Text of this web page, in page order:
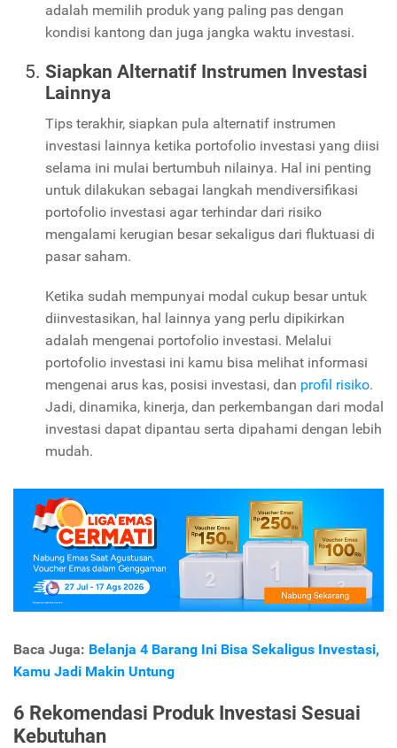
adalah memilih produk yang paling pas dengan
kondisi kantong dan juga jangka waktu investasi.
Siapkan Alternatif Instrumen Investasi
Lainnya
Tips terakhir, siapkan pula alternatif instrumen
investasi lainnya ketika portofolio investasi yang diisi
selama ini mulai bertumbuh nilainya. Hal ini penting
untuk dilakukan sebagai langkah mendiversifikasi
portofolio investasi agar terhindar dari risiko
mengalami kerugian besar sekaligus dari fluktuasi di
pasar saham.
Ketika sudah mempunyai modal cukup besar untuk
diinvestasikan, hal lainnya yang perlu dipikirkan
adalah mengenai portofolio investasi. Melalui
portofolio investasi ini kamu bisa melihat informasi
mengenai arus kas, posisi investasi, dan profil risiko.
Jadi, dinamika, kinerja, dan perkembangan dari modal
investasi dapat dipantau serta dipahami dengan lebih
mudah.
Baca Juga: Belanja 4 Barang Ini Bisa Sekaligus Investasi,
Kamu Jadi Makin Untung
6 Rekomendasi Produk Investasi Sesuai
Kebutuhan